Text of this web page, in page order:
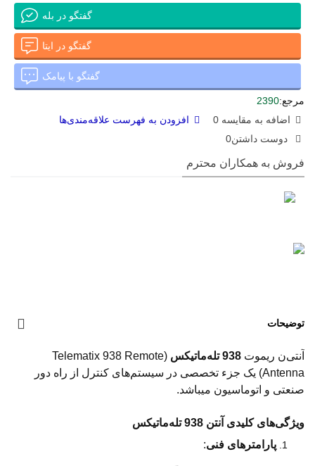
گفتگو در بله
گفتگو در ایتا
گفتگو با پیامک
مرجع:2390
اضافه به مقایسه 0
افزودن به فهرست علاقه‌مندی‌ها
دوست داشتن0
فروش به همکاران محترم
توضیحات
آنتی‌ن ریموت 938 تله‌ماتیکس
(Telematix 938 Remote
Antenna) یک جزء تخصصی در سیستم‌های کنترل از راه دور
صنعتی و اتوماسیون میباشد.
ویژگی‌های کلیدی آنتن 938 تله‌ماتیکس
پارامترهای فنی: